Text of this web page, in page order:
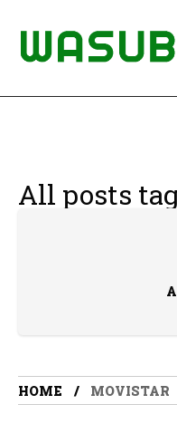
All posts
HOME MOVISTAR